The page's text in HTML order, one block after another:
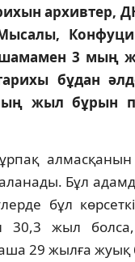
архивтер,
3 мың
бұдан
жыл бұрын
Бұл
бұл
жыл болса,
29 жылға жуық